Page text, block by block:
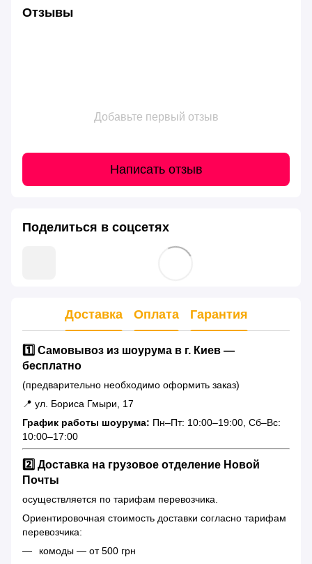
Отзывы
Добавьте первый отзыв
Написать отзыв
Поделиться в соцсетях
Доставка Оплата Гарантия
1️⃣ Самовывоз из шоурума в г. Киев —
бесплатно
(предварительно необходимо оформить заказ)
📍 ул. Бориса Гмыри, 17
График работы шоурума: Пн–Пт: 10:00–19:00, Сб–Вс:
10:00–17:00
2️⃣ Доставка на грузовое отделение Новой
Почты
осуществляется по тарифам перевозчика.
Ориентировочная стоимость доставки согласно тарифам
перевозчика:
комоды — от 500 грн